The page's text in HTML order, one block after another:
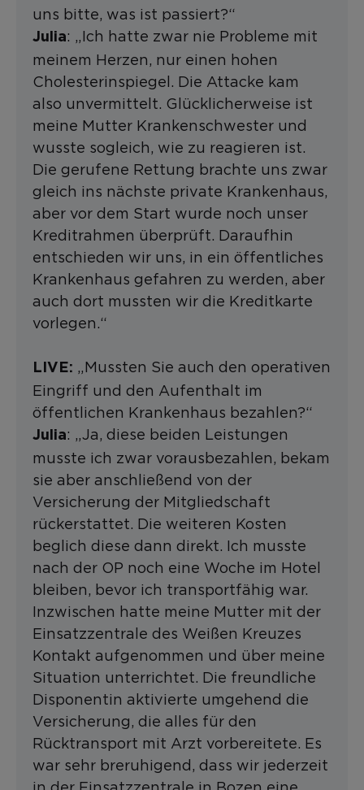
uns bitte, was ist passiert?“
Julia: „Ich hatte zwar nie Probleme mit
meinem Herzen, nur einen hohen
Cholesterinspiegel. Die Attacke kam
also unvermittelt. Glücklicherweise ist
meine Mutter Krankenschwester und
wusste sogleich, wie zu reagieren ist.
Die gerufene Rettung brachte uns zwar
gleich ins nächste private Krankenhaus,
aber vor dem Start wurde noch unser
Kreditrahmen überprüft. Daraufhin
entschieden wir uns, in ein öffentliches
Krankenhaus gefahren zu werden, aber
auch dort mussten wir die Kreditkarte
vorlegen.“
LIVE: „Mussten Sie auch den operativen
Eingriff und den Aufenthalt im
öffentlichen Krankenhaus bezahlen?“
Julia: „Ja, diese beiden Leistungen
musste ich zwar vorausbezahlen, bekam
sie aber anschließend von der
Versicherung der Mitgliedschaft
rückerstattet. Die weiteren Kosten
beglich diese dann direkt. Ich musste
nach der OP noch eine Woche im Hotel
bleiben, bevor ich transportfähig war.
Inzwischen hatte meine Mutter mit der
Einsatzzentrale des Weißen Kreuzes
Kontakt aufgenommen und über meine
Situation unterrichtet. Die freundliche
Disponentin aktivierte umgehend die
Versicherung, die alles für den
Rücktransport mit Arzt vorbereitete. Es
war sehr breruhigend, dass wir jederzeit